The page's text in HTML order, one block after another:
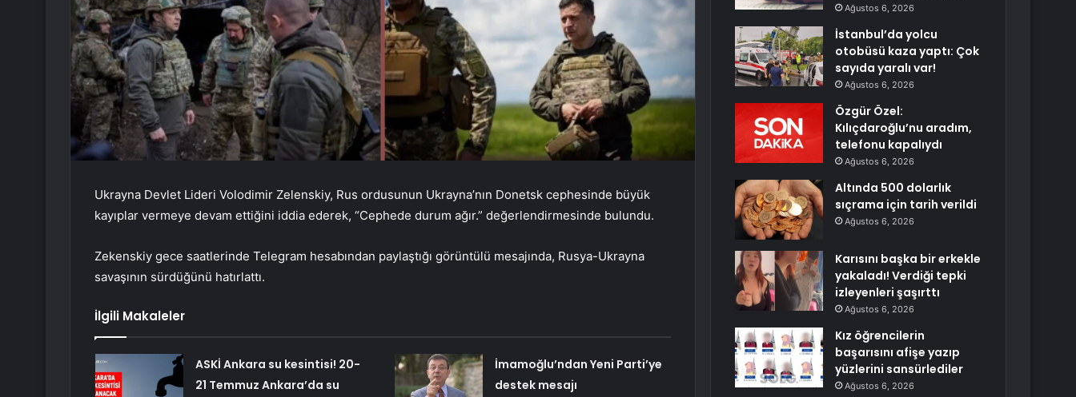
Ukrayna Devlet Lideri Volodimir Zelenskiy, Rus ordusunun Ukrayna’nın Donetsk cephesinde büyük
kayıplar vermeye devam ettiğini iddia ederek, “Cephede durum ağır.” değerlendirmesinde bulundu.
Zekenskiy gece saatlerinde Telegram hesabından paylaştığı görüntülü mesajında, Rusya-Ukrayna
savaşının sürdüğünü hatırlattı.
İlgili Makaleler
ASKİ Ankara su kesintisi! 20-
21 Temmuz Ankara’da su
İmamoğlu’ndan Yeni Parti’ye
destek mesajı
Ağustos 6, 2026
İstanbul’da yolcu
otobüsü kaza yaptı: Çok
sayıda yaralı var!
Ağustos 6, 2026
Özgür Özel:
Kılıçdaroğlu’nu aradım,
telefonu kapalıydı
Ağustos 6, 2026
Altında 500 dolarlık
sıçrama için tarih verildi
Ağustos 6, 2026
Karısını başka bir erkekle
yakaladı! Verdiği tepki
izleyenleri şaşırttı
Ağustos 6, 2026
Kız öğrencilerin
başarısını afişe yazıp
yüzlerini sansürlediler
Ağustos 6, 2026